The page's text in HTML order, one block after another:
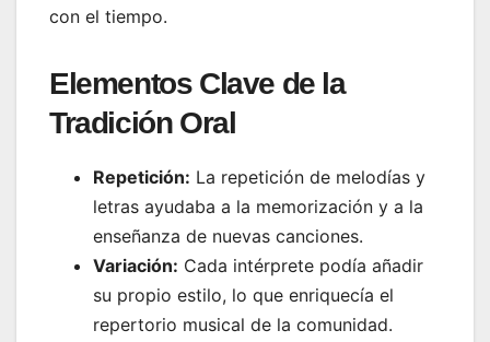
con el tiempo.
Elementos Clave de la
Tradición Oral
Repetición: La repetición de melodías y
letras ayudaba a la memorización y a la
enseñanza de nuevas canciones.
Variación: Cada intérprete podía añadir
su propio estilo, lo que enriquecía el
repertorio musical de la comunidad.